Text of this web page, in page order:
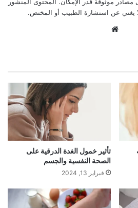
يغني عن استشارة الطبيب أو المختص.
تأثير خمول الغدة الدرقية على
الصحة النفسية والجسم
فبراير 13, 2024